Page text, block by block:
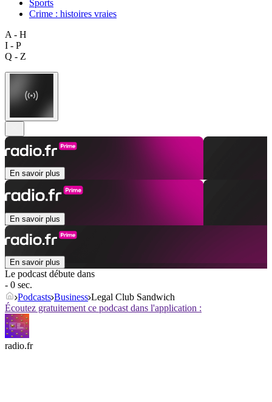
Sports
Crime : histoires vraies
A - H
I - P
Q - Z
En savoir plus
En savoir plus
En savoir plus
Le podcast débute dans
- 0 sec.
Podcasts Business Legal Club Sandwich
Écoutez gratuitement ce podcast dans l'application :
radio.fr